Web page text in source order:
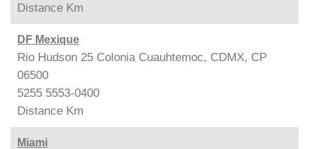
Distance Km
DF Mexique
Rio Hudson 25 Colonia Cuauhtemoc, CDMX, CP
06500
5255 5553-0400
Distance Km
Miami